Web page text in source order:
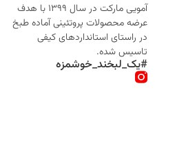
آمویی مارکت در سال 1399 با هدف
عرضه محصولات پروتئینی آماده طبخ
در راستای استانداردهای کیفی
تاسیس شده.
#یک_لبخند_خوشمزه